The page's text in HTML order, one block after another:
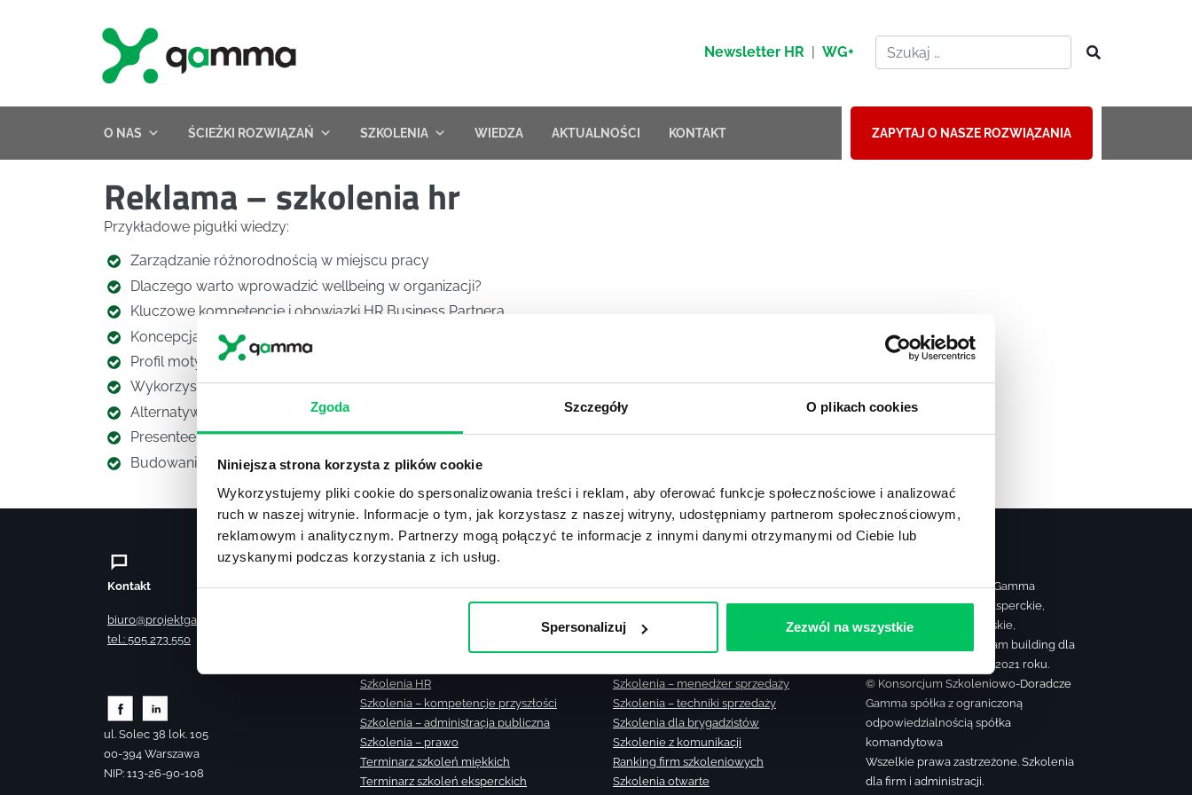
Zgoda Szczegóły O plikach cookies
Niniejsza strona korzysta z plików cookie
Wykorzystujemy pliki cookie do spersonalizowania treści i reklam, aby oferować funkcje społecznościowe i analizować
ruch w naszej witrynie. Informacje o tym, jak korzystasz z naszej witryny, udostępniamy partnerom społecznościowym,
reklamowym i analitycznym. Partnerzy mogą połączyć te informacje z innymi danymi otrzymanymi od Ciebie lub
uzyskanymi podczas korzystania z ich usług.
Spersonalizuj Zezwól na wszystkie
Newsletter HR | WG+
O NAS ŚCIEŻKI ROZWIĄZAŃ SZKOLENIA WIEDZA AKTUALNOŚCI KONTAKT ZAPYTAJ O NASZE ROZWIĄZANIA
Reklama – szkolenia hr
Przykładowe pigułki wiedzy:
Zarządzanie różnorodnością w miejscu pracy
Dlaczego warto wprowadzić wellbeing w organizacji?
Kluczowe kompetencje i obowiązki HR Business Partnera
Koncepcja poziomów wartości Gravesa
Profil motywacyjny Reissa
Wykorzystać potencjał YZ – 7 skutecznych strategii zarządzania młodymi pokoleniami
Alternatywa dla ocen okresowych – Performance Management
Presenteeism bierna obecność w pracy
Budowanie kultury współodpowiedzialności
Kontakt
biuro@projektgamma.pl
tel.: 505 273 550
ul. Solec 38 lok. 105
00-394 Warszawa
NIP: 113-26-90-108
Szkolenia zamknięte
Szkolenia menedżerskie
Szkolenia HR
Szkolenia – kompetencje przyszłości
Szkolenia – administracja publiczna
Szkolenia – prawo
Terminarz szkoleń miękkich
Terminarz szkoleń eksperckich
Szkolenia – zarządzanie zmianą
Szkolenia – zarządzanie czasem
Szkolenie – zarządzanie sprzedażą
Szkolenia – menedżer sprzedaży
Szkolenia – techniki sprzedaży
Szkolenia dla brygadzistów
Szkolenie z komunikacji
Ranking firm szkoleniowych
Szkolenia otwarte
Strona należy do grupy Gamma
realizującej szkolenia eksperckie,
sprzedażowe, managerskie,
farmaceutyczne oraz team building dla
firm. Firma szkoleniowa 2021 roku.
© Konsorcjum Szkoleniowo-Doradcze
Gamma spółka z ograniczoną
odpowiedzialnością spółka
komandytowa
Wszelkie prawa zastrzeżone. Szkolenia
dla firm i administracji.